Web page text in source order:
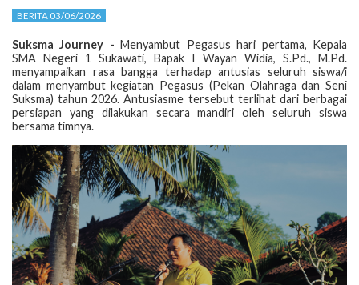
BERITA 03/06/2026
Suksma Journey -Menyambut Pegasus hari pertama, Kepala
SMA Negeri 1 Sukawati, Bapak I Wayan Widia, S.Pd., M.Pd.
menyampaikan rasa bangga terhadap antusias seluruh siswa/i
dalam menyambut kegiatan Pegasus (Pekan Olahraga dan Seni
Suksma) tahun 2026. Antusiasme tersebut terlihat dari berbagai
persiapan yang dilakukan secara mandiri oleh seluruh siswa
bersama timnya.